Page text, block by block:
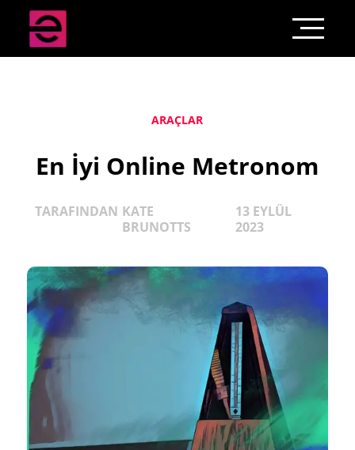
ARAÇLAR
En İyi Online Metronom
TARAFINDAN KATE
BRUNOTTS
13 EYLÜL
2023